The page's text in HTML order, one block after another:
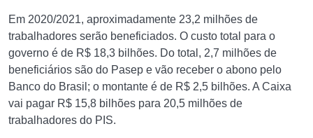
Em 2020/2021, aproximadamente 23,2 milhões de
trabalhadores serão beneficiados. O custo total para o
governo é de R$ 18,3 bilhões. Do total, 2,7 milhões de
beneficiários são do Pasep e vão receber o abono pelo
Banco do Brasil; o montante é de R$ 2,5 bilhões. A Caixa
vai pagar R$ 15,8 bilhões para 20,5 milhões de
trabalhadores do PIS.